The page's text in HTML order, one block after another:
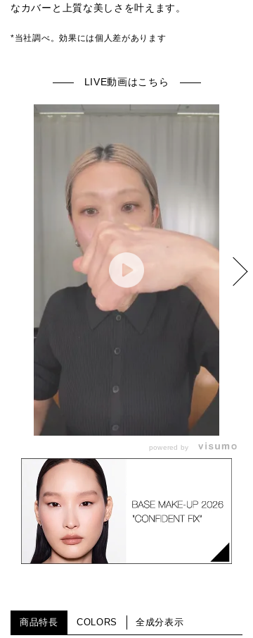
なカバーと上質な美しさを叶えます。
*当社調べ。効果には個人差があります
LIVE動画はこちら
powered by
商品特長 COLORS 全成分表示